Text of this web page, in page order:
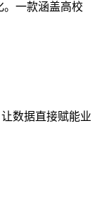
。一款涵盖高校
数据直接赋能业